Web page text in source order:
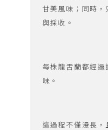
甘美風味；同時
與採收。
每株龍舌蘭都經
味。
這過程不僅漫長，